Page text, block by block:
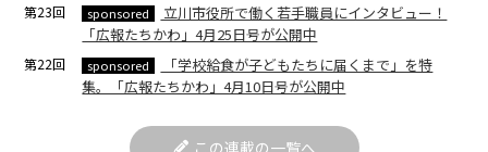
第23回 sponsored
立川市役所で働く若手職員にインタビュー！
「広報たちかわ」4月25日号が公開中
第22回 sponsored
「学校給食が子どもたちに届くまで」を特
集。「広報たちかわ」4月10日号が公開中
この連載の一覧へ